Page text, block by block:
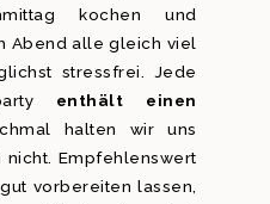
kochen und
Abend alle gleich viel
stressfrei. Jede
enthält einen
halten wir uns
nicht. Empfehlenswert
vorbereiten lassen,